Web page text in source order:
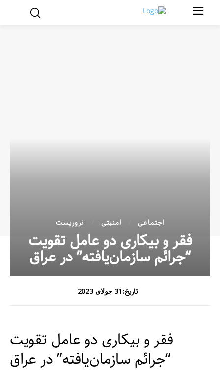
اجتماعی امنیتی تروریست
فقر و بیکاری دو عامل تقویت
“جرائم سازمان‌یافته” در عراق
تاریخ:31 جولای 2023
فقر و بیکاری دو عامل تقویت
“جرائم سازمان‌یافته” در عراق